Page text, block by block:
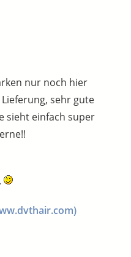
nur noch hier
sehr gute
sieht einfach super